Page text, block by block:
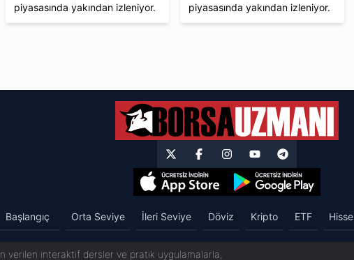
piyasasında yakından izleniyor.
piyasasında yakından izleniyor.
Başlangıç Orta Seviye İleri Seviye Döviz Kripto ETF Hisse
verilen interaktif dersler ve pratik uygulamalarla,